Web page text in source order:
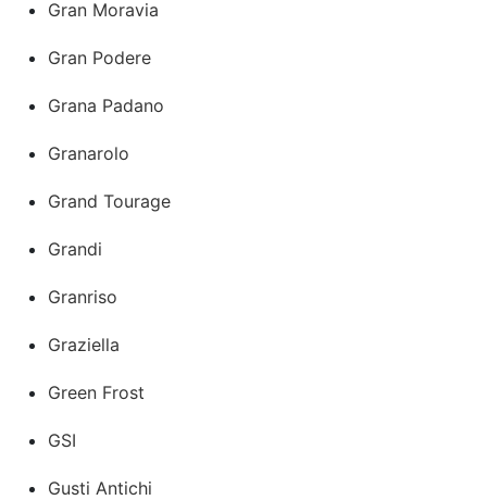
Gran Moravia
Gran Podere
Grana Padano
Granarolo
Grand Tourage
Grandi
Granriso
Graziella
Green Frost
GSI
Gusti Antichi